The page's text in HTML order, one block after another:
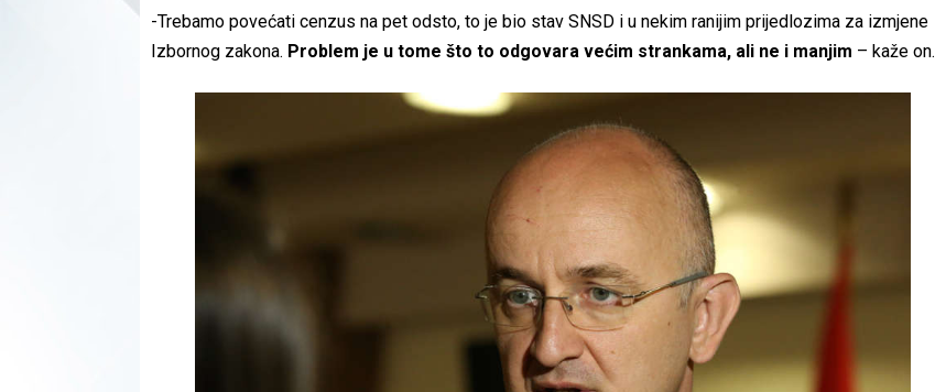
-Trebamo povećati cenzus na pet odsto, to je bio stav SNSD i u nekim ranijim prijedlozima za izmjene
Izbornog zakona. Problem je u tome što to odgovara većim strankama, ali ne i manjim – kaže on.